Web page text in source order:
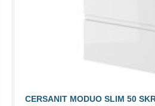
CERSANIT MODUO SLIM 50